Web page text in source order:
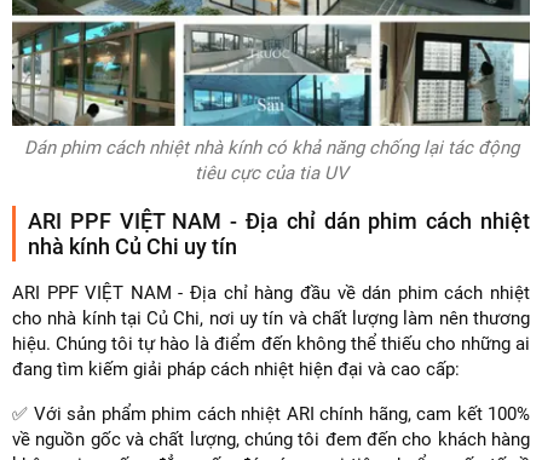
Dán phim cách nhiệt nhà kính có khả năng chống lại tác động
tiêu cực của tia UV
ARI PPF VIỆT NAM - Địa chỉ dán phim cách nhiệt
nhà kính Củ Chi uy tín
ARI PPF VIỆT NAM - Địa chỉ hàng đầu về dán phim cách nhiệt
cho nhà kính tại Củ Chi, nơi uy tín và chất lượng làm nên thương
hiệu. Chúng tôi tự hào là điểm đến không thể thiếu cho những ai
đang tìm kiếm giải pháp cách nhiệt hiện đại và cao cấp:
✅ Với sản phẩm phim cách nhiệt ARI chính hãng, cam kết 100%
về nguồn gốc và chất lượng, chúng tôi đem đến cho khách hàng